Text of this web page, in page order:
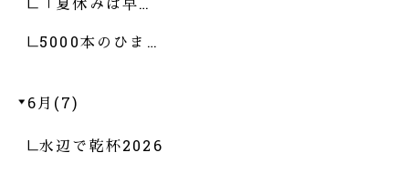
5000本のひま…
6月(7)
水辺で乾杯2026